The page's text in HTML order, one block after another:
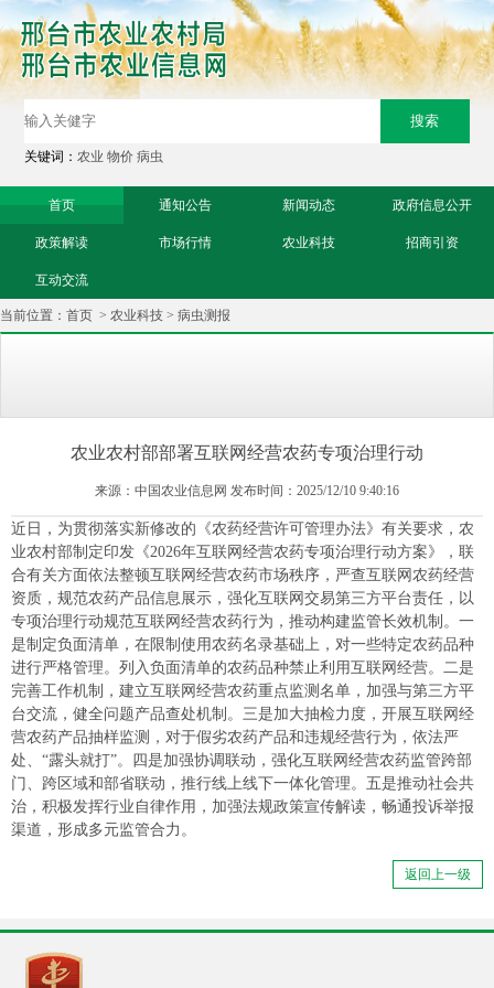
关键词：农业 物价 病虫
首页 通知公告 新闻动态 政府信息公开
政策解读 市场行情 农业科技 招商引资
互动交流
当前位置： 首页 > 农业科技 > 病虫测报
农业农村部部署互联网经营农药专项治理行动
来源：中国农业信息网 发布时间：2025/12/10 9:40:16
近日，为贯彻落实新修改的《农药经营许可管理办法》有关要求，农
业农村部制定印发《2026年互联网经营农药专项治理行动方案》，联
合有关方面依法整顿互联网经营农药市场秩序，严查互联网农药经营
资质，规范农药产品信息展示，强化互联网交易第三方平台责任，以
专项治理行动规范互联网经营农药行为，推动构建监管长效机制。一
是制定负面清单，在限制使用农药名录基础上，对一些特定农药品种
进行严格管理。列入负面清单的农药品种禁止利用互联网经营。二是
完善工作机制，建立互联网经营农药重点监测名单，加强与第三方平
台交流，健全问题产品查处机制。三是加大抽检力度，开展互联网经
营农药产品抽样监测，对于假劣农药产品和违规经营行为，依法严
处、“露头就打”。四是加强协调联动，强化互联网经营农药监管跨部
门、跨区域和部省联动，推行线上线下一体化管理。五是推动社会共
治，积极发挥行业自律作用，加强法规政策宣传解读，畅通投诉举报
渠道，形成多元监管合力。
返回上一级